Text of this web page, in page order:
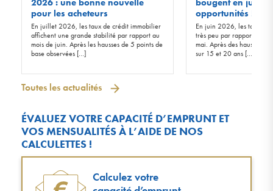
2026 : une bonne nouvelle
pour les acheteurs
En juillet 2026, les taux de crédit immobilier
affichent une grande stabilité par rapport au
mois de juin. Après les hausses de 5 points de
base observées […]
bougent en juin
opportunités !
En juin 2026, les taux
très peu par rapport à
mai. Après des hausses
sur 15 et 20 ans […]
Toutes les actualités
ÉVALUEZ VOTRE CAPACITÉ D’EMPRUNT ET
VOS MENSUALITÉS À L’AIDE DE NOS
CALCULETTES !
Calculez votre